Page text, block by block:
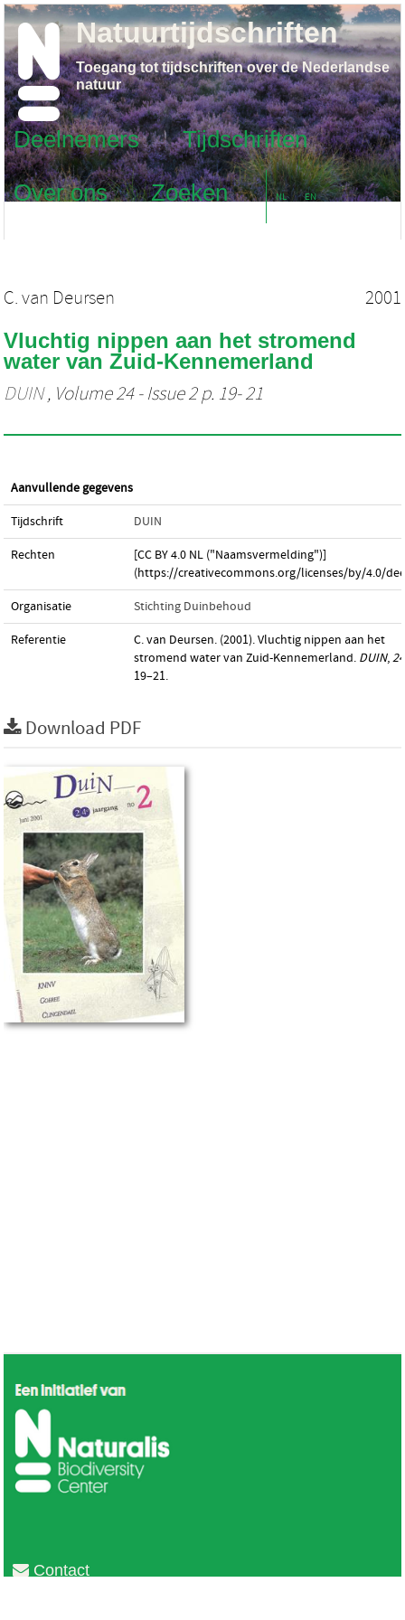
Deelnemers
Tijdschriften
Over ons
Zoeken NL EN
Natuurtijdschriften
Toegang tot tijdschriften over de Nederlandse
natuur
C. van Deursen 2001
Vluchtig nippen aan het stromend
water van Zuid-Kennemerland
DUIN, Volume 24 - Issue 2 p. 19- 21
Aanvullende gegevens
Tijdschrift DUIN
Rechten
[CC BY 4.0 NL ("Naamsvermelding")]
(https://creativecommons.org/licenses/by/4.0/
Organisatie Stichting Duinbehoud
Referentie
C. van Deursen. (2001). Vluchtig nippen aan het
stromend water van Zuid-Kennemerland. DUIN,24
19–21.
Download PDF
Contact